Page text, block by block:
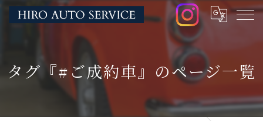
タグ『#ご成約車』のページ一覧